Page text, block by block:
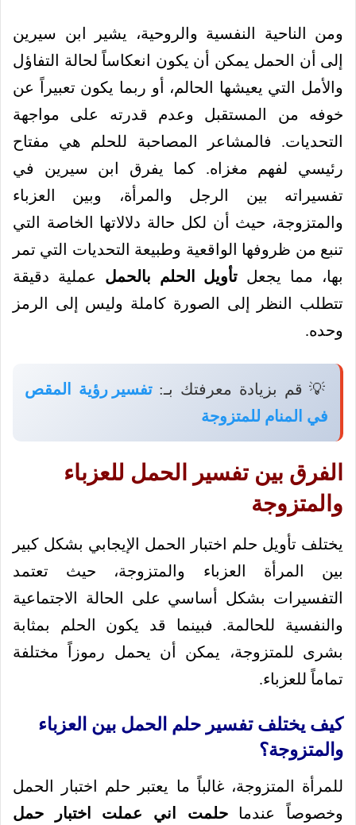
ومن الناحية النفسية والروحية، يشير ابن سيرين
إلى أن الحمل يمكن أن يكون انعكاساً لحالة التفاؤل
والأمل التي يعيشها الحالم، أو ربما يكون تعبيراً عن
خوفه من المستقبل وعدم قدرته على مواجهة
التحديات. فالمشاعر المصاحبة للحلم هي مفتاح
رئيسي لفهم مغزاه. كما يفرق ابن سيرين في
تفسيراته بين الرجل والمرأة، وبين العزباء
والمتزوجة، حيث أن لكل حالة دلالاتها الخاصة التي
تنبع من ظروفها الواقعية وطبيعة التحديات التي تمر
بها، مما يجعل تأويل الحلم بالحمل عملية دقيقة
تتطلب النظر إلى الصورة كاملة وليس إلى الرمز
وحده.
💡 قم بزيادة معرفتك بـ:تفسير رؤية المقص
في المنام للمتزوجة
الفرق بين تفسير الحمل للعزباء
والمتزوجة
يختلف تأويل حلم اختبار الحمل الإيجابي بشكل كبير
بين المرأة العزباء والمتزوجة، حيث تعتمد
التفسيرات بشكل أساسي على الحالة الاجتماعية
والنفسية للحالمة. فبينما قد يكون الحلم بمثابة
بشرى للمتزوجة، يمكن أن يحمل رموزاً مختلفة
تماماً للعزباء.
كيف يختلف تفسير حلم الحمل بين العزباء
والمتزوجة؟
للمرأة المتزوجة، غالباً ما يعتبر حلم اختبار الحمل
وخصوصاً عندماحلمت اني عملت اختبار حمل